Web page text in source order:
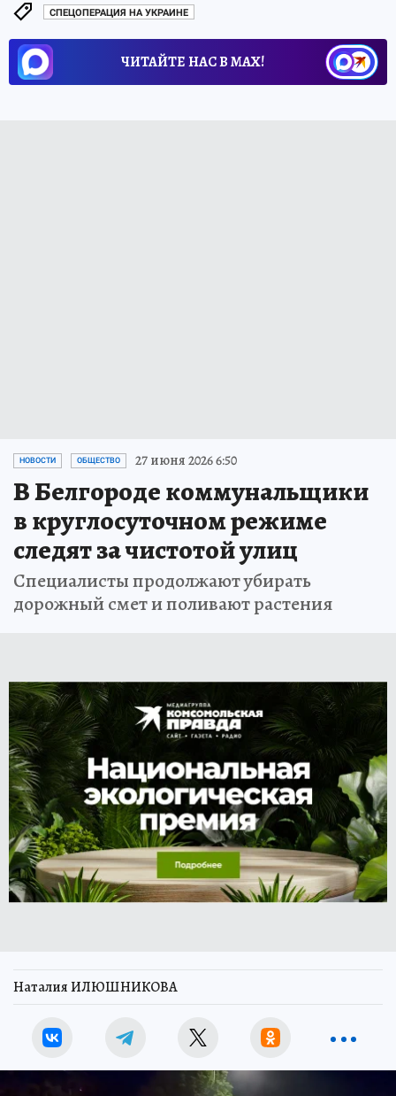
СПЕЦОПЕРАЦИЯ НА УКРАИНЕ
ЧИТАЙТЕ НАС В МАХ!
НОВОСТИ ОБЩЕСТВО 27 июня 2026 6:50
В Белгороде коммунальщики
в круглосуточном режиме
следят за чистотой улиц
Специалисты продолжают убирать
дорожный смет и поливают растения
Наталия ИЛЮШНИКОВА